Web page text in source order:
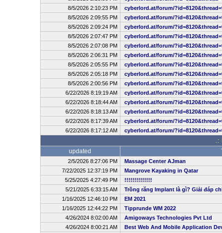
8/5/2026 2:10:23 PM
cyberlord.at/forum/
8/5/2026 2:09:55 PM
cyberlord.at/forum/
8/5/2026 2:09:24 PM
cyberlord.at/forum/
8/5/2026 2:07:47 PM
cyberlord.at/forum/
8/5/2026 2:07:08 PM
cyberlord.at/forum/
8/5/2026 2:06:31 PM
cyberlord.at/forum/
8/5/2026 2:05:55 PM
cyberlord.at/forum/
8/5/2026 2:05:18 PM
cyberlord.at/forum/
8/5/2026 2:00:56 PM
cyberlord.at/forum/
6/22/2026 8:19:19 AM
cyberlord.at/forum/
6/22/2026 8:18:44 AM
cyberlord.at/forum/
6/22/2026 8:18:13 AM
cyberlord.at/forum/
6/22/2026 8:17:39 AM
cyberlord.at/forum/
6/22/2026 8:17:12 AM
cyberlord.at/forum/
.:
updated
2/5/2026 8:27:06 PM
Massage Center AJman
7/22/2025 12:37:19 PM
Mangrove Kayaking in Qatar
5/25/2025 4:27:49 PM
!!!!!!!!!!!!!!
5/21/2025 6:33:15 AM
Trồng răng Implant là gì? Giải đáp
1/16/2025 12:46:10 PM
EM 2021
1/16/2025 12:44:22 PM
Tipprunde WM 2022
4/26/2024 8:02:00 AM
Amigoways Technologies Pvt Ltd
4/26/2024 8:00:21 AM
Best Web And Mobile Application